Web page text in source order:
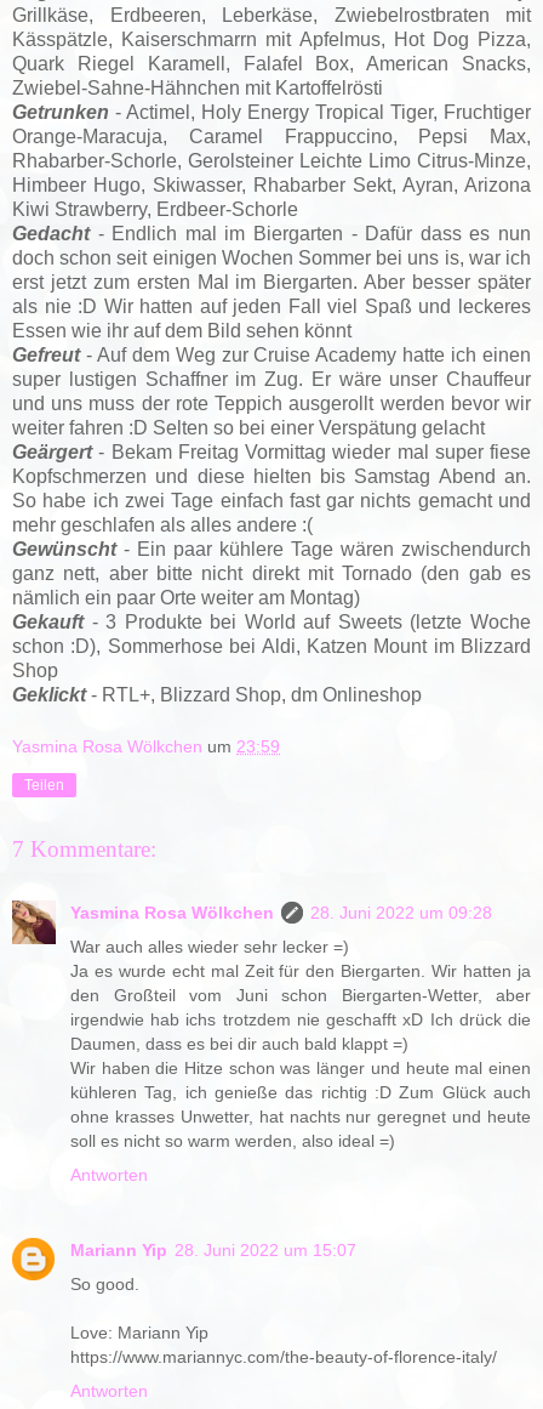
Grillkäse, Erdbeeren, Leberkäse, Zwiebelrostbraten mit
Kässpätzle, Kaiserschmarrn mit Apfelmus, Hot Dog Pizza,
Quark Riegel Karamell, Falafel Box, American Snacks,
Zwiebel-Sahne-Hähnchen mit Kartoffelrösti
Getrunken - Actimel, Holy Energy Tropical Tiger, Fruchtiger
Orange-Maracuja, Caramel Frappuccino, Pepsi Max,
Rhabarber-Schorle, Gerolsteiner Leichte Limo Citrus-Minze,
Himbeer Hugo, Skiwasser, Rhabarber Sekt, Ayran, Arizona
Kiwi Strawberry, Erdbeer-Schorle
Gedacht- Endlich mal im Biergarten - Dafür dass es nun
doch schon seit einigen Wochen Sommer bei uns is, war ich
erst jetzt zum ersten Mal im Biergarten. Aber besser später
als nie :D Wir hatten auf jeden Fall viel Spaß und leckeres
Essen wie ihr auf dem Bild sehen könnt
Gefreut- Auf dem Weg zur Cruise Academy hatte ich einen
super lustigen Schaffner im Zug. Er wäre unser Chauffeur
und uns muss der rote Teppich ausgerollt werden bevor wir
weiter fahren :D Selten so bei einer Verspätung gelacht
Geärgert- Bekam Freitag Vormittag wieder mal super fiese
Kopfschmerzen und diese hielten bis Samstag Abend an.
So habe ich zwei Tage einfach fast gar nichts gemacht und
mehr geschlafen als alles andere :(
Gewünscht- Ein paar kühlere Tage wären zwischendurch
ganz nett, aber bitte nicht direkt mit Tornado (den gab es
nämlich ein paar Orte weiter am Montag)
Gekauft- 3 Produkte bei World auf Sweets (letzte Woche
schon :D), Sommerhose bei Aldi, Katzen Mount im Blizzard
Shop
Geklickt- RTL+, Blizzard Shop, dm Onlineshop
Yasmina Rosa Wölkchen um 23:59
Teilen
7 Kommentare:
Yasmina Rosa Wölkchen
28. Juni 2022 um 09:28
War auch alles wieder sehr lecker =)
Ja es wurde echt mal Zeit für den Biergarten. Wir hatten ja
den Großteil vom Juni schon Biergarten-Wetter, aber
irgendwie hab ichs trotzdem nie geschafft xD Ich drück die
Daumen, dass es bei dir auch bald klappt =)
Wir haben die Hitze schon was länger und heute mal einen
kühleren Tag, ich genieße das richtig :D Zum Glück auch
ohne krasses Unwetter, hat nachts nur geregnet und heute
soll es nicht so warm werden, also ideal =)
Antworten
Mariann Yip 28. Juni 2022 um 15:07
So good.
Love: Mariann Yip
https://www.mariannyc.com/the-beauty-of-florence-italy/
Antworten